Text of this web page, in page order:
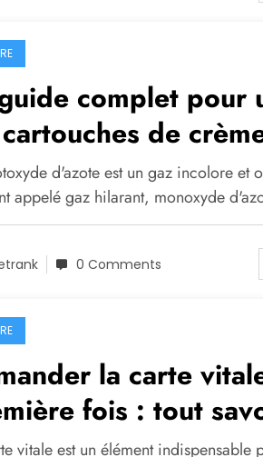
complet pour
de
d’azote de
et créative dans la
d'azote est un gaz incolore et
appelé gaz hilarant, monoxyde
0 Comments
la carte
fois : tout
vitale est un élément indispensable